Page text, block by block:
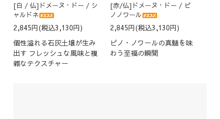
[白 / 仏]ドメーヌ・ドー / シ
ャルドネ
2,845円(税込3,130円)
個性溢れる石灰土壌が生み
出す フレッシュな風味と複
雑なテクスチャー
[赤/仏]ドメーヌ・ドー / ピ
ノノワール
2,845円(税込3,130円)
ピノ・ノワールの真髄を味
わう至福の瞬間